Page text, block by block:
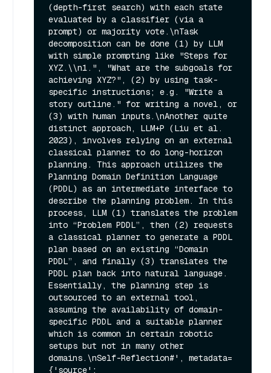
(depth-first search) with each state
evaluated by a classifier (via a
prompt) or majority vote.\nTask
decomposition can be done (1) by LLM
with simple prompting like "Steps for
XYZ.\\n1.", "What are the subgoals for
achieving XYZ?", (2) by using task-
specific instructions; e.g. "Write a
story outline." for writing a novel, or
(3) with human inputs.\nAnother quite
distinct approach, LLM+P (Liu et al.
2023), involves relying on an external
classical planner to do long-horizon
planning. This approach utilizes the
Planning Domain Definition Language
(PDDL) as an intermediate interface to
describe the planning problem. In this
process, LLM (1) translates the problem
into “Problem PDDL”, then (2) requests
a classical planner to generate a PDDL
plan based on an existing “Domain
PDDL”, and finally (3) translates the
PDDL plan back into natural language.
Essentially, the planning step is
outsourced to an external tool,
assuming the availability of domain-
specific PDDL and a suitable planner
which is common in certain robotic
setups but not in many other
domains.\nSelf-Reflection#', metadata=
{'source':